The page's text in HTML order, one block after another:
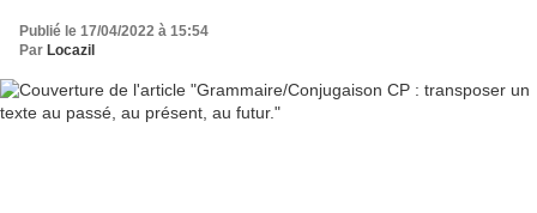
Publié le 17/04/2022 à 15:54
Par Locazil